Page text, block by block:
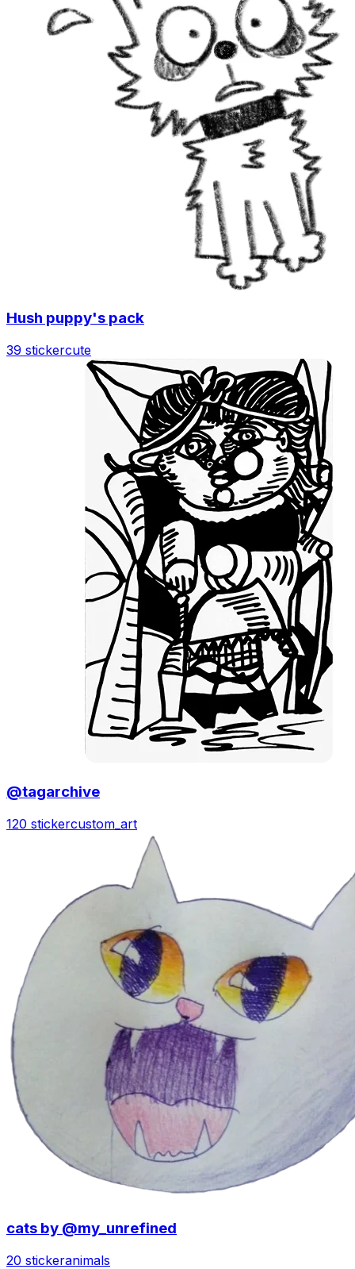
Hush puppy's pack
39 stickercute
@tagarchive
120 stickercustom_art
cats by @my_unrefined
20 stickeranimals